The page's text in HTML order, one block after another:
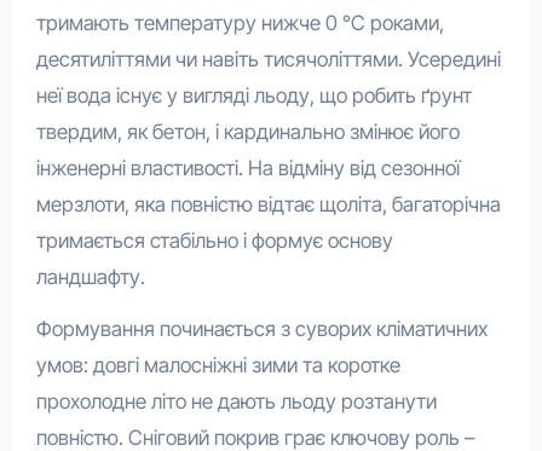
тримають температуру нижче 0 °C роками,
десятиліттями чи навіть тисячоліттями. Усередині
неї вода існує у вигляді льоду, що робить ґрунт
твердим, як бетон, і кардинально змінює його
інженерні властивості. На відміну від сезонної
мерзлоти, яка повністю відтає щоліта, багаторічна
тримається стабільно і формує основу
ландшафту.
Формування починається з суворих кліматичних
умов: довгі малосніжні зими та коротке
прохолодне літо не дають льоду розтанути
повністю. Сніговий покрив грає ключову роль –